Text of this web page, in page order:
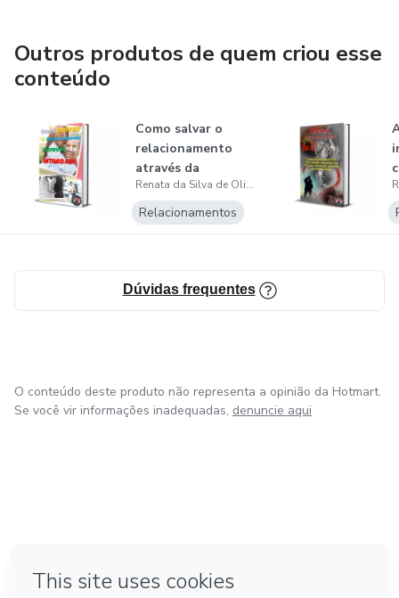
Outros produtos de quem criou esse
conteúdo
Como salvar o
relacionamento
através da
intimidade
Renata da Silva de Oliveira
Relacionamentos
Dúvidas frequentes
O conteúdo deste produto não representa a opinião da Hotmart.
Se você vir informações inadequadas, denuncie aqui
Feito com ❤ em Bogotá